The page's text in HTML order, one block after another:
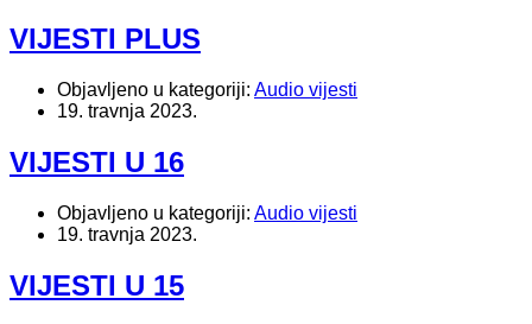
VIJESTI PLUS
Objavljeno u kategoriji: Audio vijesti
19. travnja 2023.
VIJESTI U 16
Objavljeno u kategoriji: Audio vijesti
19. travnja 2023.
VIJESTI U 15